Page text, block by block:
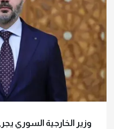
وزير الخارجية السوري